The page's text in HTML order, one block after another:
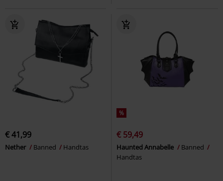
€ 41,99
Nether Banned Handtas
%
€ 59,49
Haunted Annabelle
Banned
Handtas